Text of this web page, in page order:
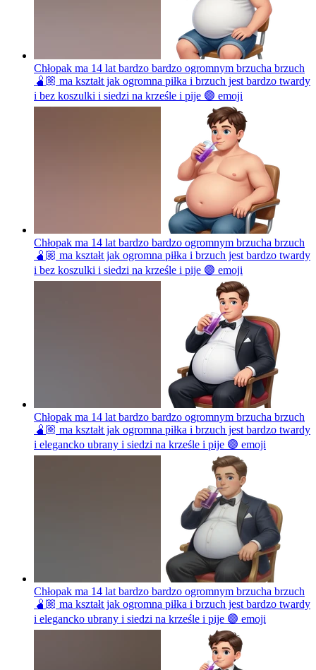
Chłopak ma 14 lat bardzo bardzo ogromnym brzucha brzuch
🫄🏼 ma kształt jak ogromna piłka i brzuch jest bardzo twardy
i bez koszulki i siedzi na krześle i pije 🟣 emoji
Chłopak ma 14 lat bardzo bardzo ogromnym brzucha brzuch
🫄🏼 ma kształt jak ogromna piłka i brzuch jest bardzo twardy
i bez koszulki i siedzi na krześle i pije 🟣 emoji
Chłopak ma 14 lat bardzo bardzo ogromnym brzucha brzuch
🫄🏼 ma kształt jak ogromna piłka i brzuch jest bardzo twardy
i elegancko ubrany i siedzi na krześle i pije 🟣 emoji
Chłopak ma 14 lat bardzo bardzo ogromnym brzucha brzuch
🫄🏼 ma kształt jak ogromna piłka i brzuch jest bardzo twardy
i elegancko ubrany i siedzi na krześle i pije 🟣 emoji